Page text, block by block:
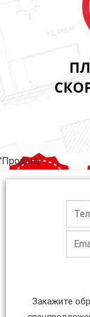
'Продана'
Закажите